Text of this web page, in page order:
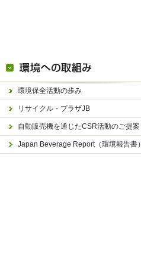
環境保全活動の歩み
リサイクル・プラザJB
自動販売機を通じたCSR活動のご提案
Japan Beverage Report（環境報告書）